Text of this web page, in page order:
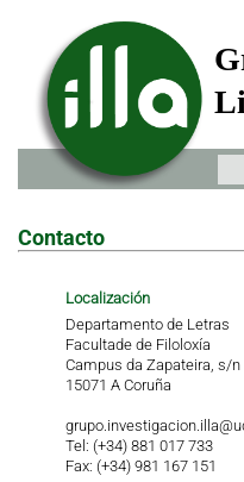
Contacto
Localización
Departamento de Letras
Facultade de Filoloxía
Campus da Zapateira, s/n
15071 A Coruña
Tel: (+34) 881 017 733
Fax: (+34) 981 167 151